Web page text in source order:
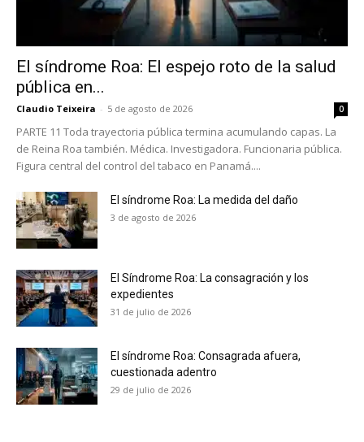
No te pierdas de las
últimas noticias
El síndrome Roa: El espejo roto de la salud
pública en...
Claudio Teixeira - 5 de agosto de 2026 0
PARTE 11 Toda trayectoria pública termina acumulando capas. La
de Reina Roa también. Médica. Investigadora. Funcionaria pública.
Figura central del control del tabaco en Panamá....
El síndrome Roa: La medida del daño
3 de agosto de 2026
El Síndrome Roa: La consagración y los
expedientes
31 de julio de 2026
El síndrome Roa: Consagrada afuera,
cuestionada adentro
29 de julio de 2026